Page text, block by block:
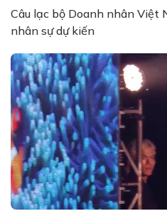
Câu lạc bộ Doanh nhân Việt
nhân sự dự kiến